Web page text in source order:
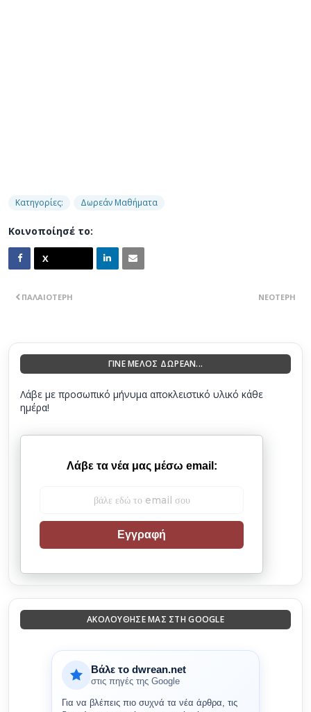
Κατηγορίες: Δωρεάν Μαθήματα
Κοινοποίησέ το:
ΝΕΌΤΕΡΗ
ΠΑΛΑΙΌΤΕΡΗ
ΓΙΝΕ ΜΕΛΟΣ ΔΩΡΕΑΝ...
Λάβε με προσωπικό μήνυμα αποκλειστικό υλικό κάθε
ημέρα!
Λάβε τα νέα μας μέσω email:
Εγγραφή
ΑΚΟΛΟΎΘΗΣΈ ΜΑΣ ΣΤΗ GOOGLE
Βάλε το dwrean.net
στις πηγές της Google
Για να βλέπεις πιο συχνά τα νέα άρθρα, τις